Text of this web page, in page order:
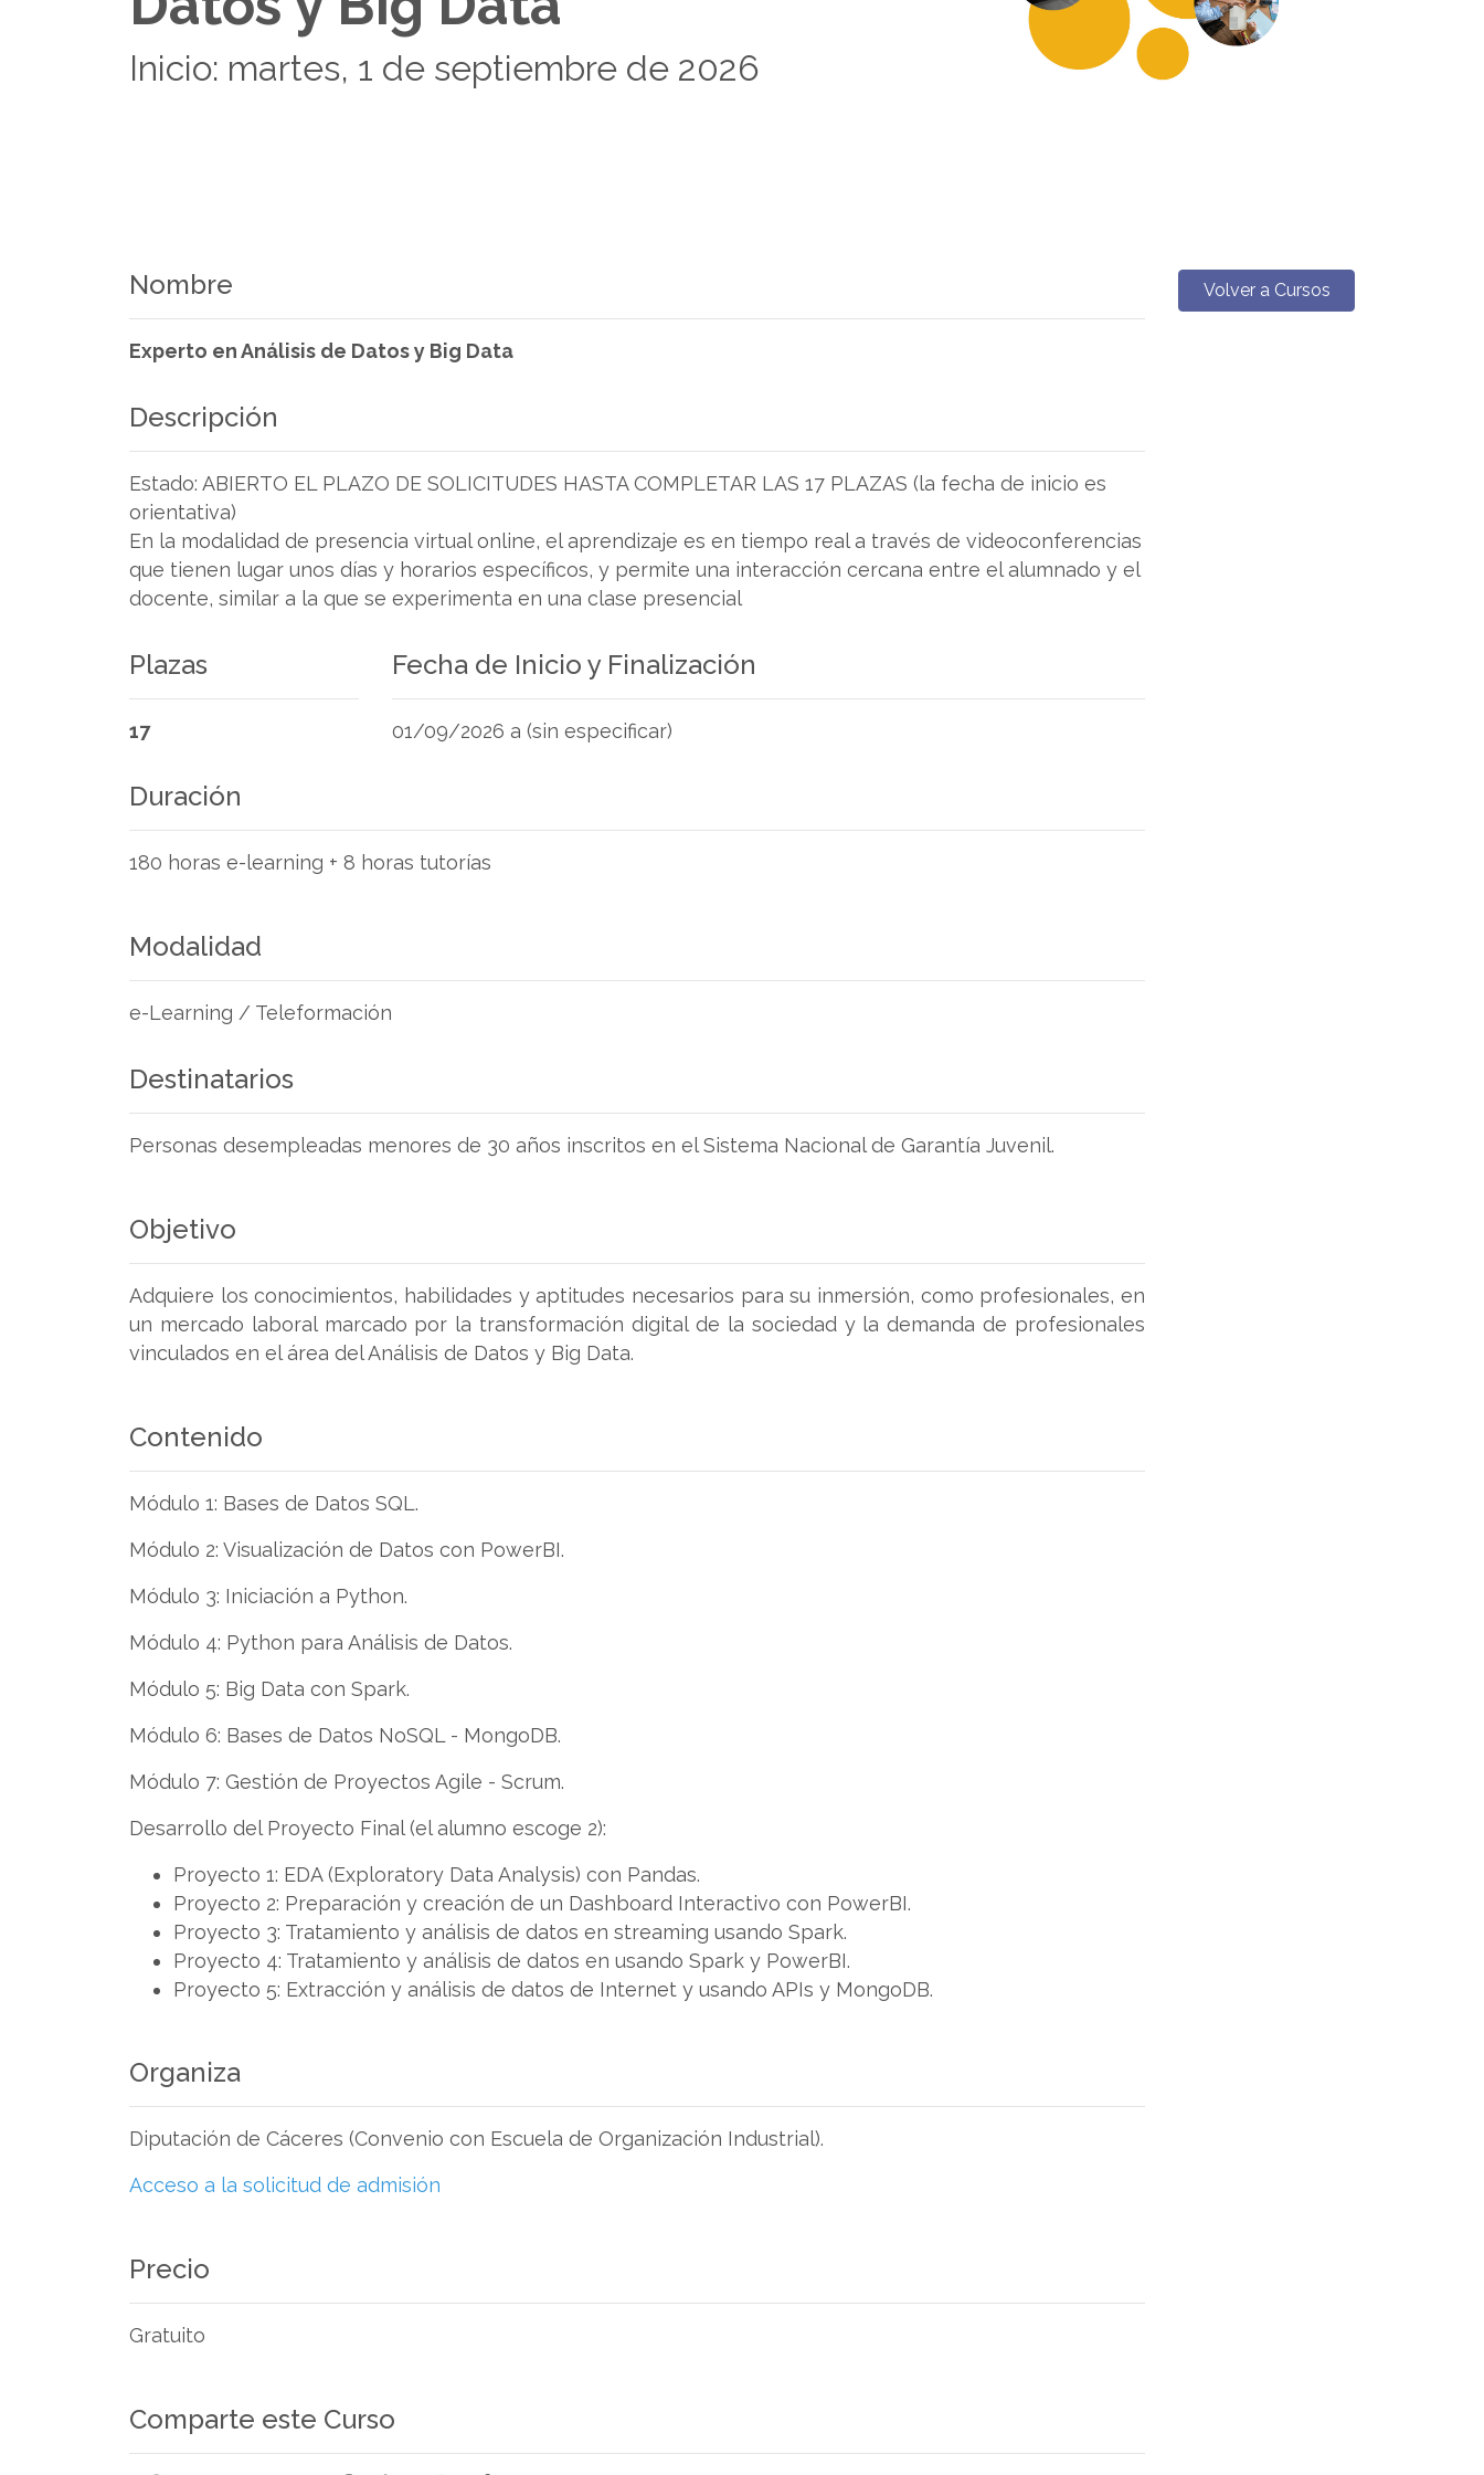
Inicio: martes, 1 de septiembre de 2026
Nombre
Experto en Análisis de Datos y Big Data
Descripción
Estado: ABIERTO EL PLAZO DE SOLICITUDES HASTA COMPLETAR LAS 17 PLAZAS (la fecha de inicio es
orientativa)
En la modalidad de presencia virtual online, el aprendizaje es en tiempo real a través de videoconferencias
que tienen lugar unos días y horarios específicos, y permite una interacción cercana entre el alumnado y el
docente, similar a la que se experimenta en una clase presencial
Plazas
17
Fecha de Inicio y Finalización
01/09/2026 a (sin especificar)
Duración
180 horas e-learning + 8 horas tutorías
Modalidad
e-Learning / Teleformación
Destinatarios
Personas desempleadas menores de 30 años inscritos en el Sistema Nacional de Garantía Juvenil.
Objetivo
Adquiere los conocimientos, habilidades y aptitudes necesarios para su inmersión, como profesionales, en
un mercado laboral marcado por la transformación digital de la sociedad y la demanda de profesionales
vinculados en el área del Análisis de Datos y Big Data.
Contenido
Módulo 1: Bases de Datos SQL.
Módulo 2: Visualización de Datos con PowerBI.
Módulo 3: Iniciación a Python.
Módulo 4: Python para Análisis de Datos.
Módulo 5: Big Data con Spark.
Módulo 6: Bases de Datos NoSQL - MongoDB.
Módulo 7: Gestión de Proyectos Agile - Scrum.
Desarrollo del Proyecto Final (el alumno escoge 2):
Proyecto 1: EDA (Exploratory Data Analysis) con Pandas.
Proyecto 2: Preparación y creación de un Dashboard Interactivo con PowerBI.
Proyecto 3: Tratamiento y análisis de datos en streaming usando Spark.
Proyecto 4: Tratamiento y análisis de datos en usando Spark y PowerBI.
Proyecto 5: Extracción y análisis de datos de Internet y usando APIs y MongoDB.
Organiza
Diputación de Cáceres (Convenio con Escuela de Organización Industrial).
Acceso a la solicitud de admisión
Precio
Gratuito
Comparte este Curso
Volver a Cursos